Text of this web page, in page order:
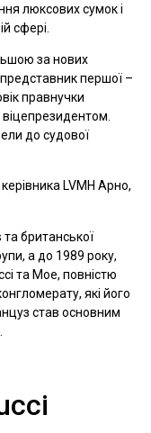
люксових сумок і
сфері.
за нових
першої –
правнучки
до судової
LVMH Арно,
британської
а до 1989 року,
та Мое, повністю
які його
став основним